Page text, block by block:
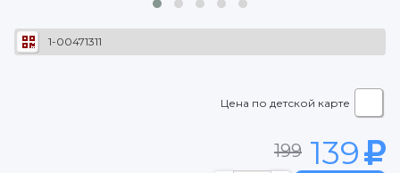
1-00471311
Цена по детской карте
199 139